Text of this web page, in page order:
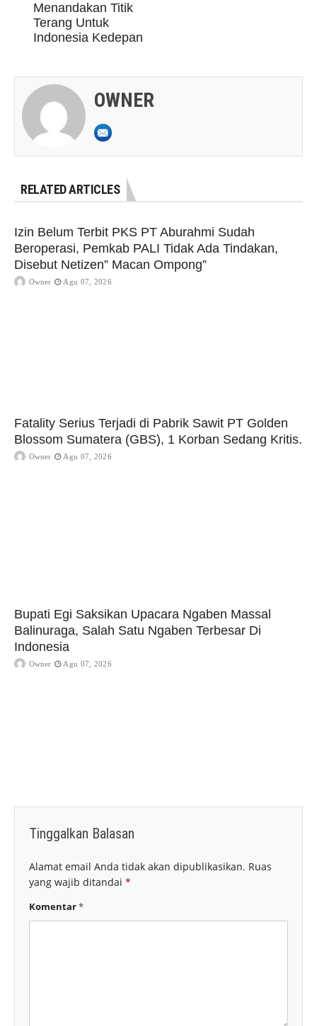
Menandakan Titik
Terang Untuk
Indonesia Kedepan
OWNER
RELATED ARTICLES
Izin Belum Terbit PKS PT Aburahmi Sudah
Beroperasi, Pemkab PALI Tidak Ada Tindakan,
Disebut Netizen” Macan Ompong”
Owner Agu 07, 2026
Fatality Serius Terjadi di Pabrik Sawit PT Golden
Blossom Sumatera (GBS), 1 Korban Sedang Kritis.
Owner Agu 07, 2026
Bupati Egi Saksikan Upacara Ngaben Massal
Balinuraga, Salah Satu Ngaben Terbesar Di
Indonesia
Owner Agu 07, 2026
Tinggalkan Balasan
Alamat email Anda tidak akan dipublikasikan. Ruas
yang wajib ditandai *
Komentar*